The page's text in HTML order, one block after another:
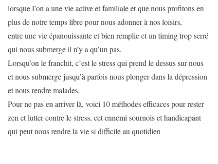
lorsque l’on a une vie active et familiale et que nous profitons en
plus de notre temps libre pour nous adonner à nos loisirs,
entre une vie épanouissante et bien remplie et un timing trop serré
qui nous submerge il n’y a qu’un pas.
Lorsqu’on le franchit, c’est le stress qui prend le dessus sur nous
et nous submerge jusqu’à parfois nous plonger dans la dépression
et nous rendre malades.
Pour ne pas en arriver là, voici 10 méthodes efficaces pour rester
zen et lutter contre le stress, cet ennemi sournois et handicapant
qui peut nous rendre la vie si difficile au quotidien